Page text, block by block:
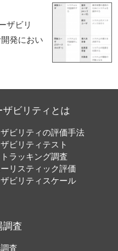
ザビリ
発におい
ザビリティとは
ビリティの評価手法
ビリティテスト
ラッキング調査
リスティック評価
ビリティスケール
調査
査